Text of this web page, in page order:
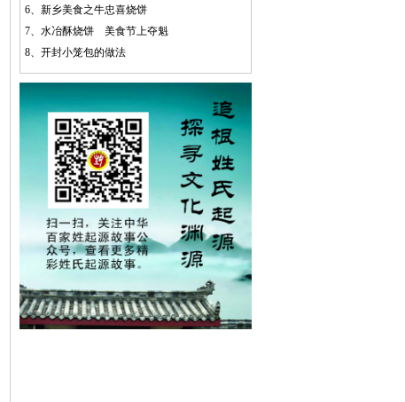
6、 新乡美食之牛忠喜烧饼
7、 水冶酥烧饼 美食节上夺魁
8、 开封小笼包的做法